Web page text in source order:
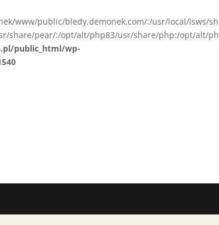
www/public/bledy.demonek.com/:/usr/local/lsws/sh
share/pear/:/opt/alt/php83/usr/share/php:/opt/alt/ph
public_html/wp-